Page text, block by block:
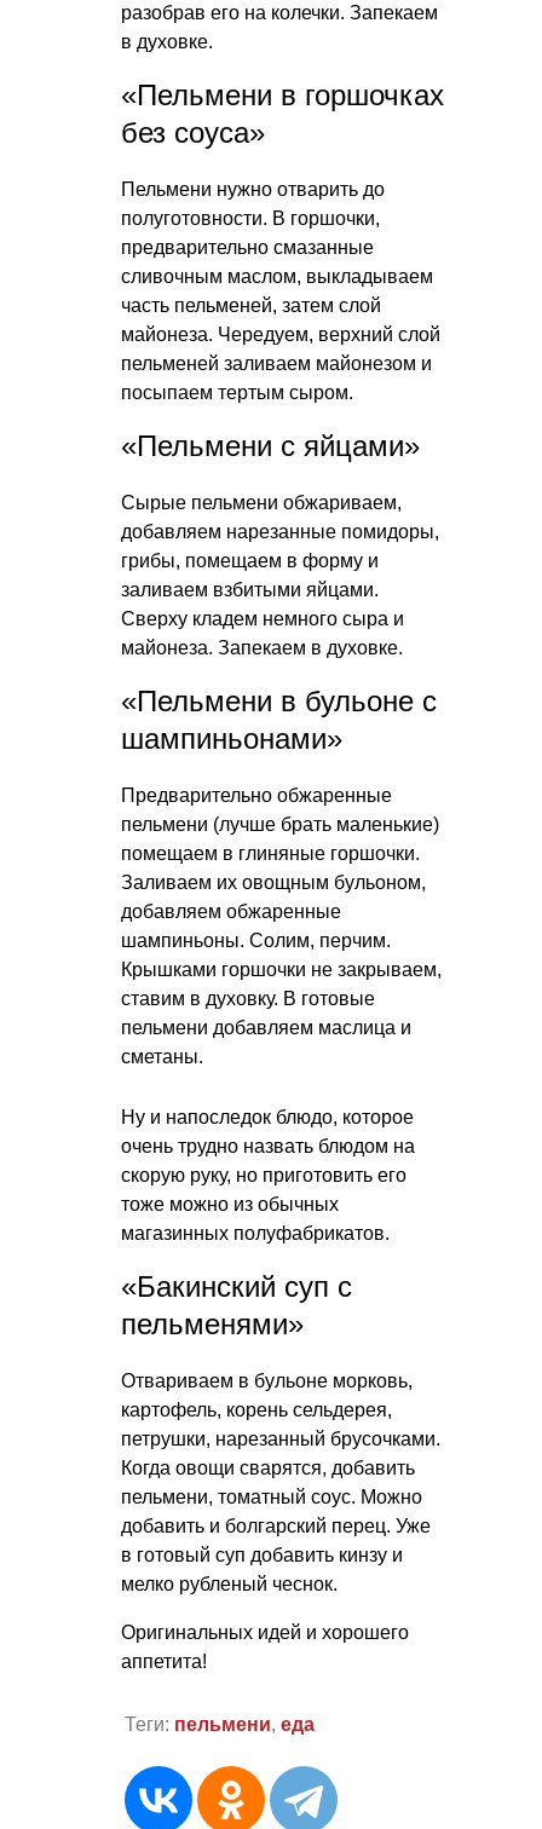
разобрав его на колечки. Запекаем
в духовке.
«Пельмени в горшочках
без соуса»
Пельмени нужно отварить до
полуготовности. В горшочки,
предварительно смазанные
сливочным маслом, выкладываем
часть пельменей, затем слой
майонеза. Чередуем, верхний слой
пельменей заливаем майонезом и
посыпаем тертым сыром.
«Пельмени с яйцами»
Сырые пельмени обжариваем,
добавляем нарезанные помидоры,
грибы, помещаем в форму и
заливаем взбитыми яйцами.
Сверху кладем немного сыра и
майонеза. Запекаем в духовке.
«Пельмени в бульоне с
шампиньонами»
Предварительно обжаренные
пельмени (лучше брать маленькие)
помещаем в глиняные горшочки.
Заливаем их овощным бульоном,
добавляем обжаренные
шампиньоны. Солим, перчим.
Крышками горшочки не закрываем,
ставим в духовку. В готовые
пельмени добавляем маслица и
сметаны.
Ну и напоследок блюдо, которое
очень трудно назвать блюдом на
скорую руку, но приготовить его
тоже можно из обычных
магазинных полуфабрикатов.
«Бакинский суп с
пельменями»
Отвариваем в бульоне морковь,
картофель, корень сельдерея,
петрушки, нарезанный брусочками.
Когда овощи сварятся, добавить
пельмени, томатный соус. Можно
добавить и болгарский перец. Уже
в готовый суп добавить кинзу и
мелко рубленый чеснок.
Оригинальных идей и хорошего
аппетита!
Теги: пельмени, еда